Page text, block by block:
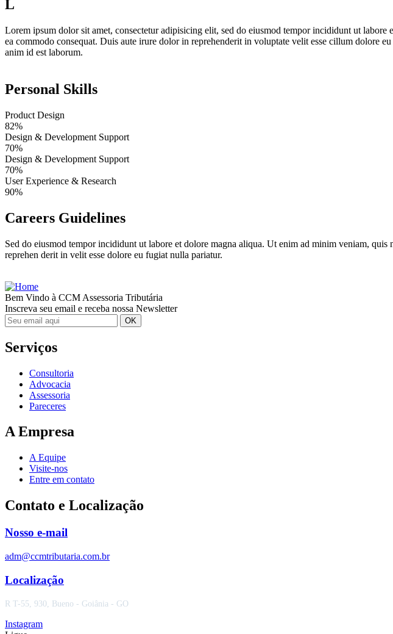
L
Lorem ipsum dolor sit amet, consectetur adipisicing elit, sed do eiusmod tempor incididunt ut
ea commodo consequat. Duis aute irure dolor in reprehenderit in voluptate velit esse cillum dolore
anim id est laborum.
Personal Skills
Product Design
82%
Design & Development Support
70%
Design & Development Support
70%
User Experience & Research
90%
Careers Guidelines
Sed do eiusmod tempor incididunt ut labore et dolore magna aliqua. Ut enim ad minim veniam,
reprehen derit in velit esse dolore eu fugiat nulla pariatur.
Bem Vindo à CCM Assessoria Tributária
Inscreva seu email e receba nossa Newsletter
Serviços
Consultoria
Advocacia
Assessoria
Pareceres
A Empresa
A Equipe
Visite-nos
Entre em contato
Contato e Localização
Nosso e-mail
adm@ccmtributaria.com.br
Localização
R T-55, 930, Bueno - Goiânia - GO
Instagram